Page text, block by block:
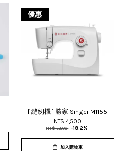
優惠
[ 縫紉機 ] 勝家 Singer M1155
NT$ 4,500
NT$ 5,500 -18.2%
加入購物車